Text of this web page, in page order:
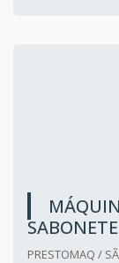
SABONETE
PRESTOMAQ /